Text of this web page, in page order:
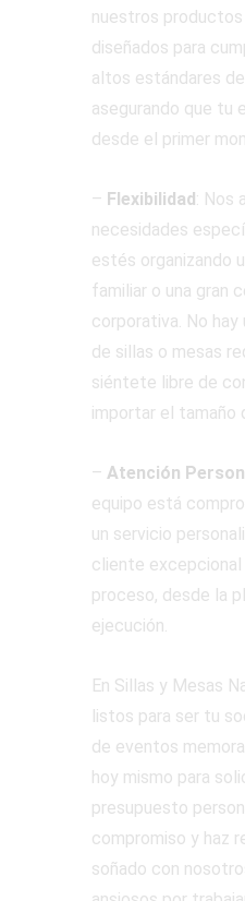
nuestros
diseñados para
altos estándares
asegurando que tu
desde el primer
– Flexibilidad: Nos
necesidades
estés organizando
familiar o una gran
corporativa. No hay
de sillas o mesas
siéntete libre de
importar el tamaño
– Atención
equipo está
un servicio
cliente excepcional
proceso, desde la
ejecución.
En Sillas y Mesas
listos para ser tu
de eventos
hoy mismo para
presupuesto
compromiso y haz
soñado con